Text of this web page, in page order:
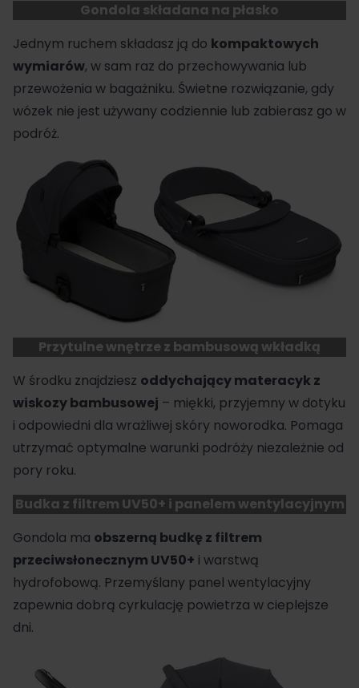
Gondola składana na płasko
Jednym ruchem składasz ją do kompaktowych
wymiarów, w sam raz do przechowywania lub
przewożenia w bagażniku. Świetne rozwiązanie, gdy
wózek nie jest używany codziennie lub zabierasz go w
podróż.
Przytulne wnętrze z bambusową wkładką
W środku znajdziesz oddychający materacyk z
wiskozy bambusowej – miękki, przyjemny w dotyku
i odpowiedni dla wrażliwej skóry noworodka. Pomaga
utrzymać optymalne warunki podróży niezależnie od
pory roku.
Budka z filtrem UV50+ i panelem wentylacyjnym
Gondola ma obszerną budkę z filtrem
przeciwsłonecznym UV50+ i warstwą
hydrofobową. Przemyślany panel wentylacyjny
zapewnia dobrą cyrkulację powietrza w cieplejsze
dni.